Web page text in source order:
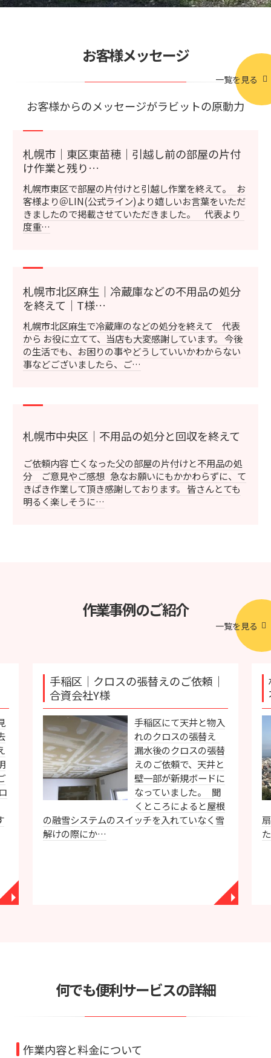
お客様メッセージ
お客様からのメッセージがラビットの原動力
一覧を見る
札幌市｜東区東苗穂｜引越し前の部屋の片付
け作業と残り…
札幌市東区で部屋の片付けと引越し作業を終えて。 お
客様より＠LIN(公式ライン)より嬉しいお言葉をいただ
きましたので掲載させていただきました。 代表より
度重…
札幌市北区麻生｜冷蔵庫などの不用品の処分
を終えて｜T様…
札幌市北区麻生で冷蔵庫のなどの処分を終えて 代表
から お役に立てて、当店も大変感謝しています。 今後
の生活でも、お困りの事やどうしていいかわからない
事などございましたら、ご…
札幌市中央区｜不用品の処分と回収を終えて
ご依頼内容 亡くなった父の部屋の片付けと不用品の処
分 ご意見やご感想 急なお願いにもかかわらずに、て
きぱき作業して頂き感謝しております。 皆さんとても
明るく楽しそうに…
作業事例のご紹介
一覧を見る
◥
手稲区｜クロスの張替えのご依頼｜
合資会社Y様
手稲区にて天井と物入
れのクロスの張替え
漏水後のクロスの張替
えのご依頼で、天井と
壁一部が新規ボードに
なっていました。 聞
くところによると屋根
の融雪システムのスイッチを入れていなく雪
解けの際にか…
◥
何でも便利サービスの詳細
作業内容と料金について